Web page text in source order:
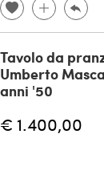
Tavolo da
Umberto
anni '50
€ 1.400,00